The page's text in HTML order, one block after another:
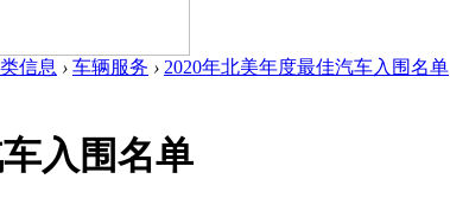
信息 › 车辆服务 › 2020年北美年度最佳汽车入围名单
入围名单